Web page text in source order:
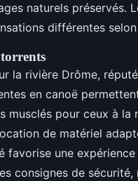
naturels préservés.
différentes
la rivière Drôme,
en canoë
musclés pour ceux à la
de matériel
une expérience
consignes de